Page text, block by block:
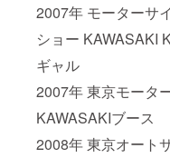
2007年 モーターサ
ショー KAWASAKI
ギャル
2007年 東京モータ
KAWASAKIブース
2008年 東京オート